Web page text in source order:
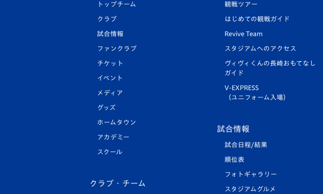
トップチーム
クラブ
試合情報
ファンクラブ
チケット
イベント
メディア
グッズ
ホームタウン
アカデミー
スクール
クラブ・チーム
観戦ツアー
はじめての観戦ガイド
Revive Team
スタジアムへのアクセス
ヴィヴィくんの長崎おもてなし
ガイド
V-EXPRESS
（ユニフォーム入場）
試合情報
試合日程/結果
順位表
フォトギャラリー
スタジアムグルメ